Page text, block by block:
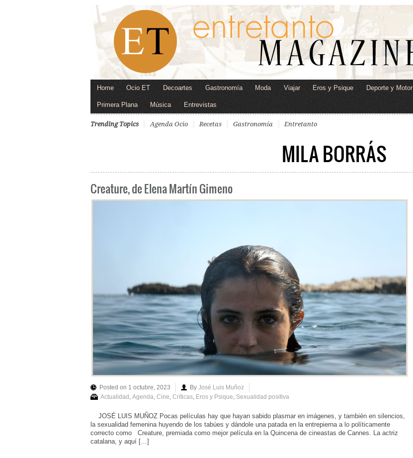
Home Ocio ET Decoartes Gastronomía Moda Viajar Eros y Psique Deporte y Motor
Primera Plana Música Entrevistas
Trending Topics Agenda Ocio Recetas Gastronomía Entretanto
MILA BORRÁS
Creature, de Elena Martín Gimeno
Posted on 1 octubre, 2023 By José Luis Muñoz
Actualidad Agenda Cine Críticas Eros y Psique Sexualidad positiva
JOSÉ LUIS MUÑOZ Pocas películas hay que hayan sabido plasmar en imágenes, y también en silencios,
la sexualidad femenina huyendo de los tabúes y dándole una patada en la entrepierna a lo políticamente
correcto como Creature, premiada como mejor película en la Quincena de cineastas de Cannes. La actriz
catalana, y aquí […]